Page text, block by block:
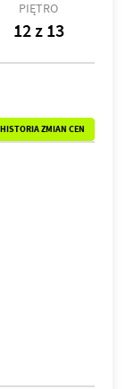
PIĘTRO
12 z 13
HISTORIA ZMIAN CEN